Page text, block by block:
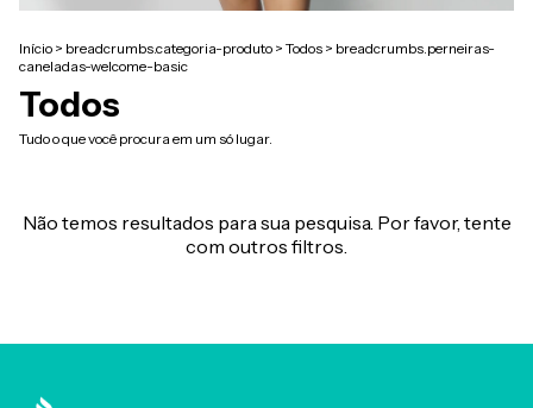
Início > breadcrumbs.categoria-produto > Todos > breadcrumbs.perneiras-
caneladas-welcome-basic
Todos
Tudo o que você procura em um só lugar.
Não temos resultados para sua pesquisa. Por favor, tente
com outros filtros.